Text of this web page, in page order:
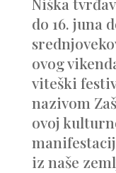
do 16. juna
ovog
viteški
nazivom
ovoj
iz naše